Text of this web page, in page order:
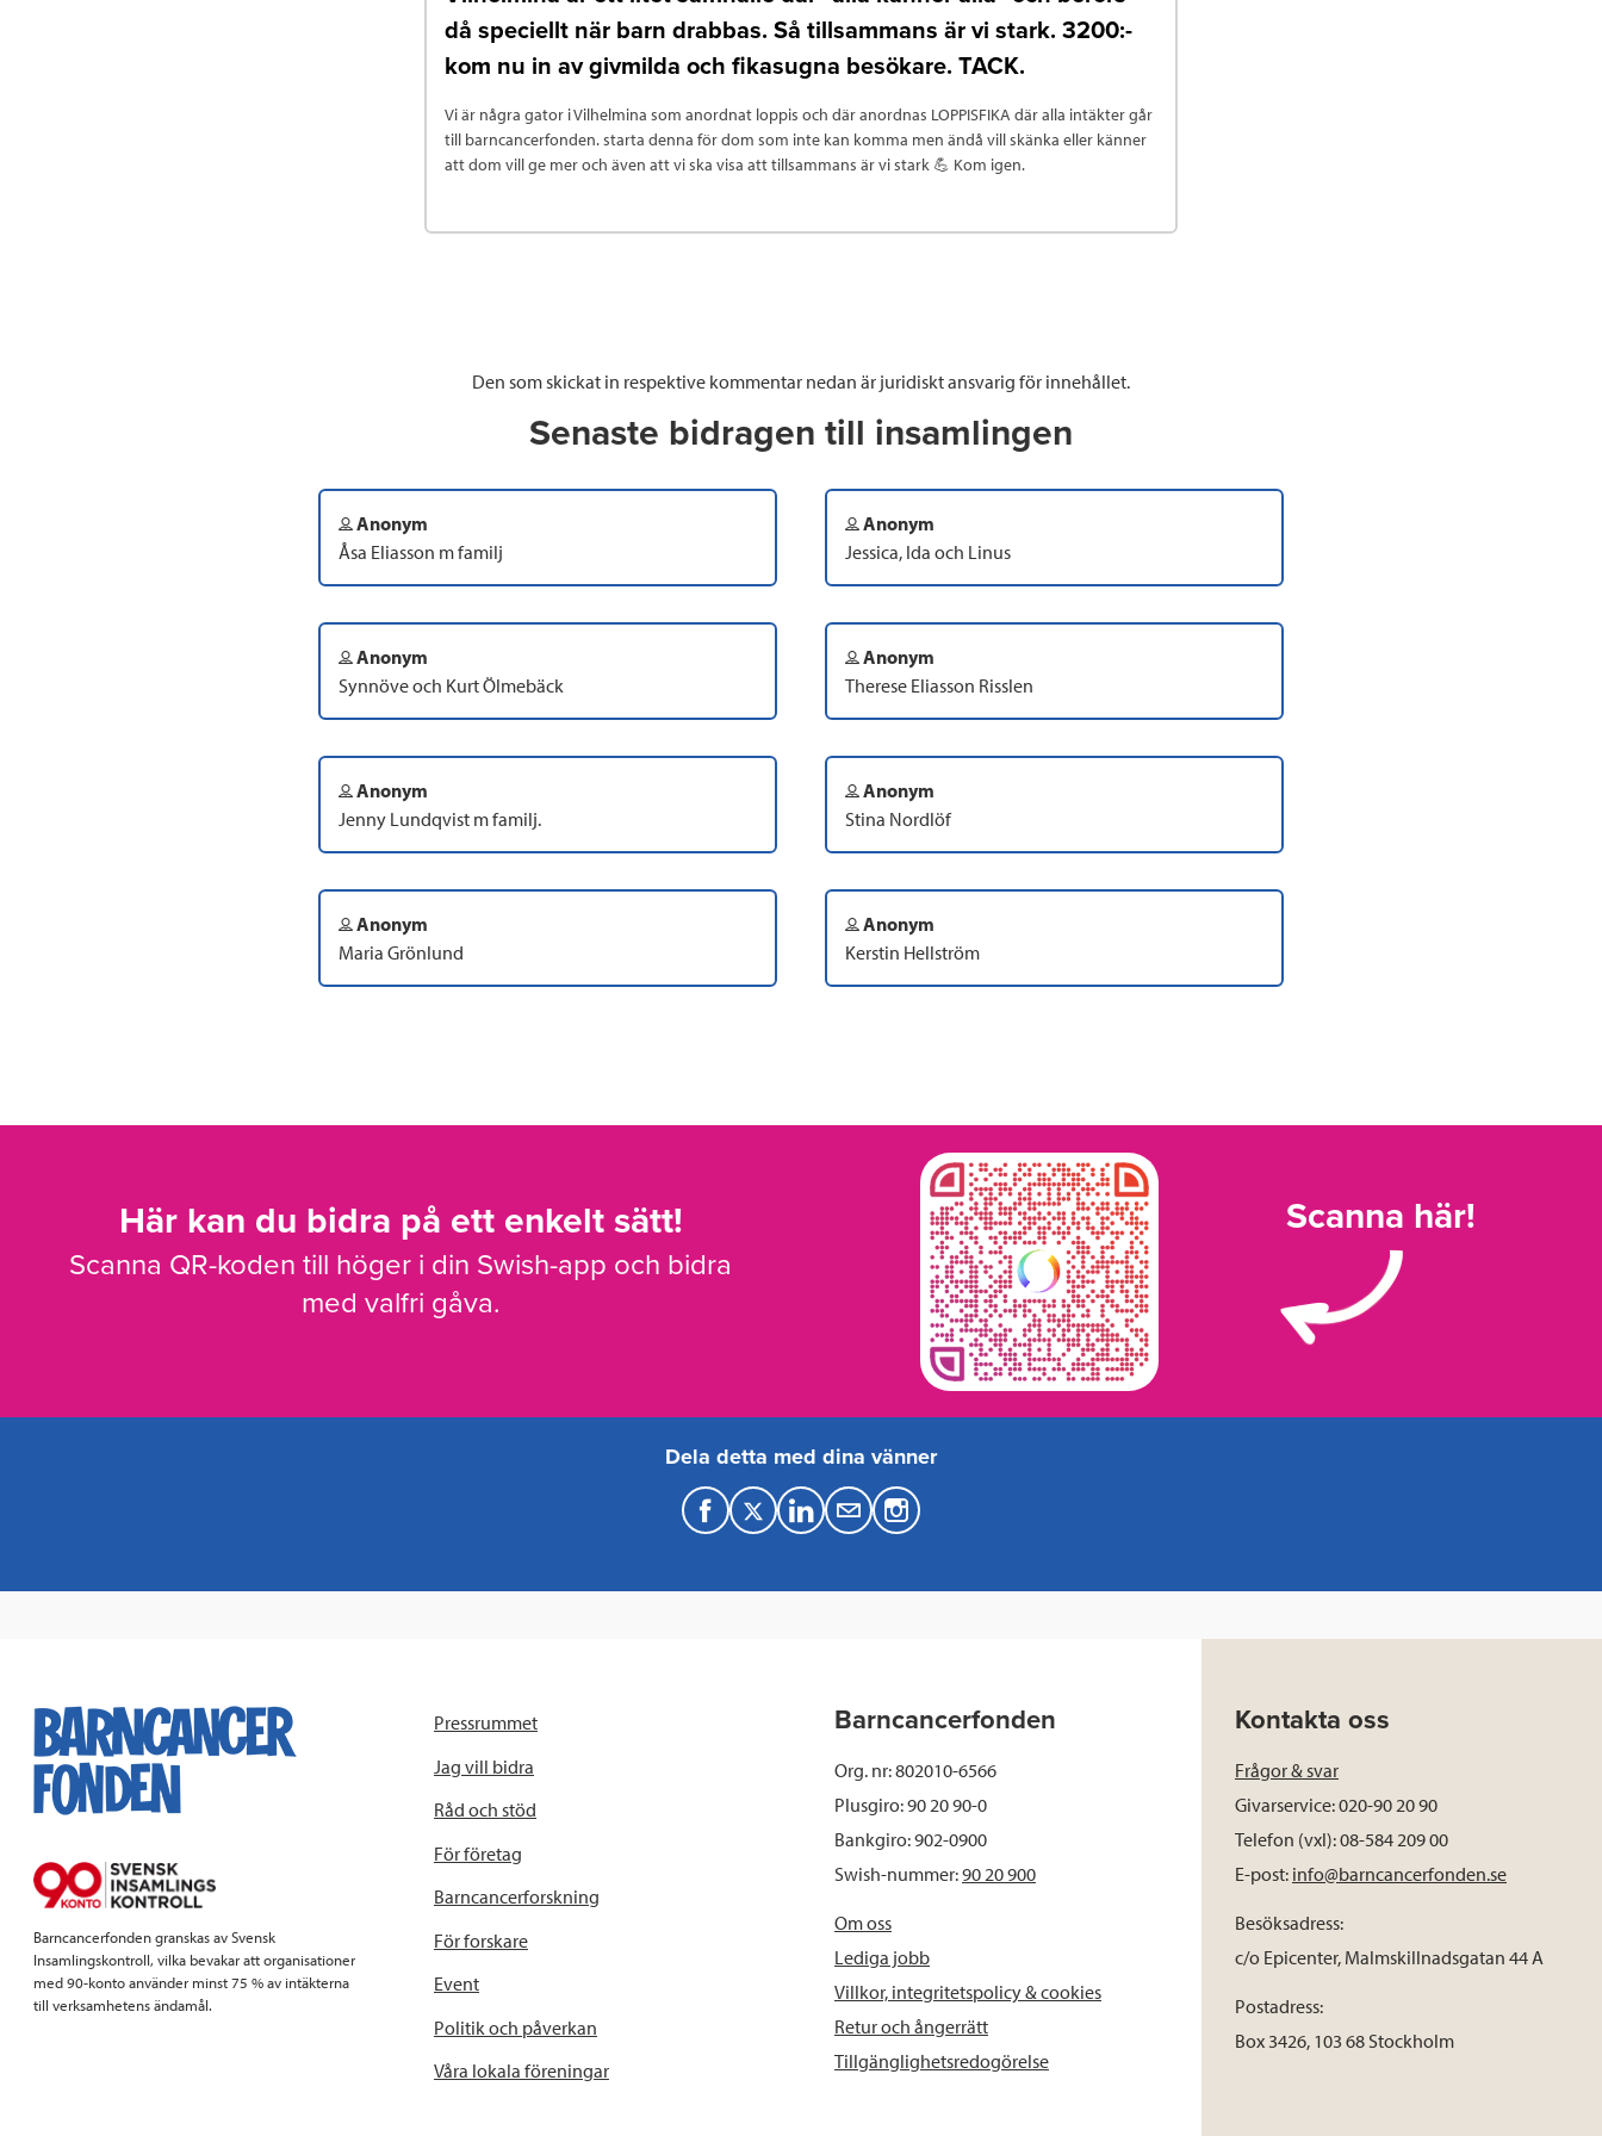
då speciellt när barn drabbas. Så tillsammans är vi stark. 3200:-
kom nu in av givmilda och fikasugna besökare. TACK.
Vi är några gator i Vilhelmina som anordnat loppis och där anordnas LOPPISFIKA där alla intäkter går
till barncancerfonden. starta denna för dom som inte kan komma men ändå vill skänka eller känner
att dom vill ge mer och även att vi ska visa att tillsammans är vi stark 💪 Kom igen.
Den som skickat in respektive kommentar nedan är juridiskt ansvarig för innehållet.
Senaste bidragen till insamlingen
Anonym
Åsa Eliasson m familj
Anonym
Synnöve och Kurt Ölmebäck
Anonym
Jenny Lundqvist m familj.
Anonym
Maria Grönlund
Anonym
Jessica, Ida och Linus
Anonym
Therese Eliasson Risslen
Anonym
Stina Nordlöf
Anonym
Kerstin Hellström
Här kan du bidra på ett enkelt sätt!
Scanna QR-koden till höger i din Swish-app och bidra
med valfri gåva.
Scanna här!
Dela detta med dina vänner
F
T
L
M
Barncancerfonden granskas av Svensk
Insamlingskontroll, vilka bevakar att organisationer
med 90-konto använder minst 75 % av intäkterna
till verksamhetens ändamål.
Pressrummet
Jag vill bidra
Råd och stöd
För företag
Barncancerforskning
För forskare
Event
Politik och påverkan
Våra lokala föreningar
Barncancerfonden
Org. nr: 802010-6566
Plusgiro: 90 20 90-0
Bankgiro: 902-0900
Swish-nummer:90 20 900
Om oss
Lediga jobb
Villkor, integritetspolicy & cookies
Retur och ångerrätt
Tillgänglighetsredogörelse
Kontakta oss
Frågor & svar
Givarservice: 020-90 20 90
Telefon (vxl): 08-584 209 00
E-post: info@barncancerfonden.se
Besöksadress:
c/o Epicenter, Malmskillnadsgatan 44 A
Postadress:
Box 3426, 103 68 Stockholm